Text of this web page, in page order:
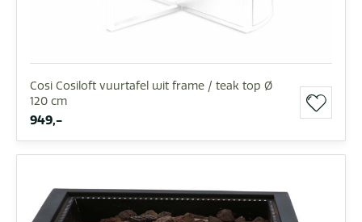
Cosi Cosiloft vuurtafel wit frame / teak top Ø
120 cm
949,-